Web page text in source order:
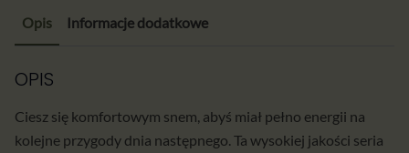
Opis Informacje dodatkowe
OPIS
Ciesz się komfortowym snem, abyś miał pełno energii na
kolejne przygody dnia następnego. Ta wysokiej jakości seria